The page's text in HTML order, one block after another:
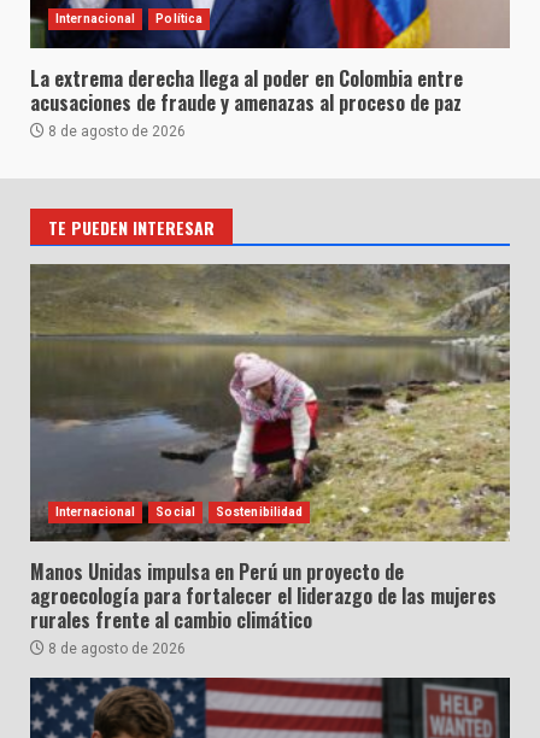
Internacional Política
La extrema derecha llega al poder en Colombia entre
acusaciones de fraude y amenazas al proceso de paz
8 de agosto de 2026
TE PUEDEN INTERESAR
Internacional Social Sostenibilidad
Manos Unidas impulsa en Perú un proyecto de
agroecología para fortalecer el liderazgo de las mujeres
rurales frente al cambio climático
8 de agosto de 2026